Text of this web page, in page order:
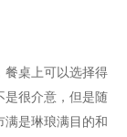
餐桌上可以选择得
是很介意，但是随
满是琳琅满目的和